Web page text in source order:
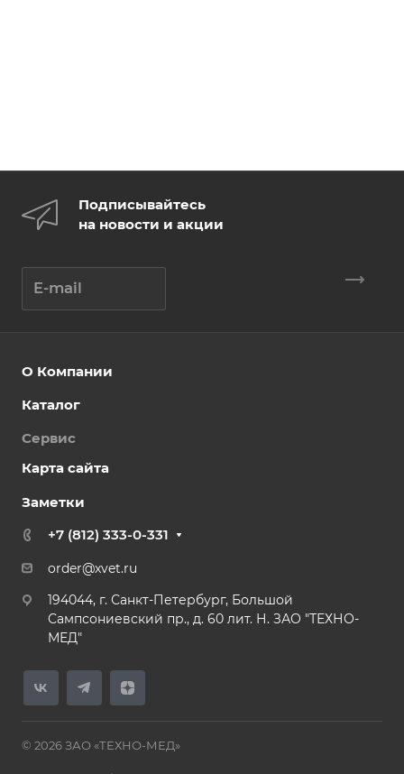
Подписывайтесь
на новости и акции
О Компании
Каталог
Сервис
Карта сайта
Заметки
+7 (812) 333-0-331
order@xvet.ru
194044, г. Санкт-Петербург, Большой
Сампсониевский пр., д. 60 лит. Н. ЗАО "ТЕХНО-
МЕД"
© 2026 ЗАО «ТЕХНО-МЕД»